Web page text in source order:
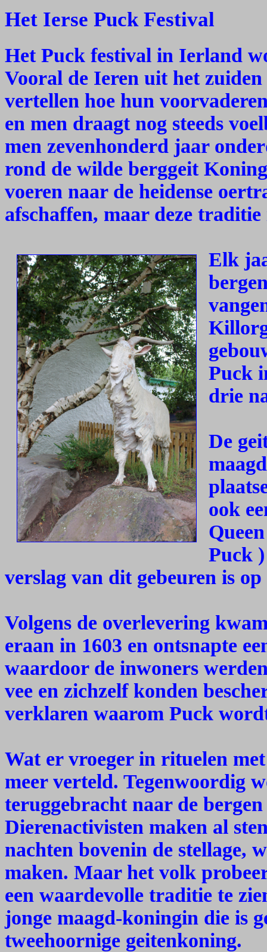
Het Ierse Puck Festival
Het Puck festival in Ierland
Vooral de Ieren uit het
vertellen hoe hun
en men draagt nog steeds
men zevenhonderd jaar
rond de wilde berggeit
voeren naar de heidense
afschaffen, maar deze
Elk
Puck
drie
De
ook
Puck
verslag van dit gebeuren is
Volgens de overlevering
eraan in 1603 en ontsnapte
waardoor de inwoners
vee en zichzelf konden
verklaren waarom Puck
Wat er vroeger in rituelen
meer verteld. Tegenwoordig
teruggebracht naar de bergen
Dierenactivisten maken al
nachten bovenin de stellage,
maken. Maar het volk
een waardevolle traditie te
jonge maagd-koningin die is
tweehoornige geitenkoning.